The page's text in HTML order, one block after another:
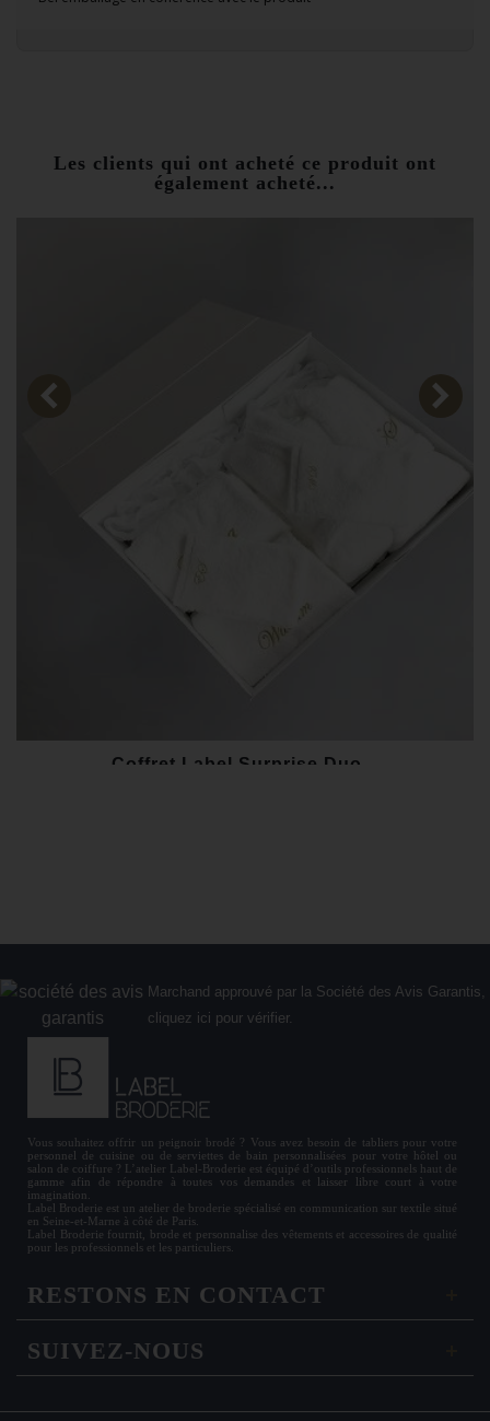
Les clients qui ont acheté ce produit ont
également acheté...
Coffret Label Surprise Duo...
Marchand approuvé par la Société des Avis Garantis,
cliquez ici pour vérifier.
Vous souhaitez offrir un peignoir brodé ? Vous avez besoin de tabliers pour votre
personnel de cuisine ou de serviettes de bain personnalisées pour votre hôtel ou
salon de coiffure ? L’atelier Label-Broderie est équipé d’outils professionnels haut de
gamme afin de répondre à toutes vos demandes et laisser libre court à votre
imagination.
Label Broderie est un atelier de broderie spécialisé en communication sur textile situé
en Seine-et-Marne à côté de Paris.
Label Broderie fournit, brode et personnalise des vêtements et accessoires de qualité
pour les professionnels et les particuliers.
RESTONS EN CONTACT
SUIVEZ-NOUS